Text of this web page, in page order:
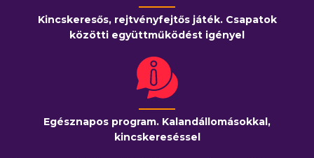
Kincskeresős, rejtvényfejtős játék. Csapatok
közötti együttműködést igényel
Egésznapos program. Kalandállomásokkal,
kincskereséssel